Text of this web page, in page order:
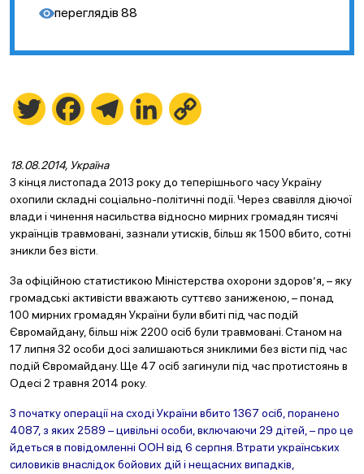
переглядів 88
Twitter FacebookTelegramLinkedIn
18.08.2014, Україна
З кінця листопада 2013 року до теперішнього часу Україну
охопили складні соціально-політичні події. Через свавілля діючої
влади і чинення насильства відносно мирних громадян тисячі
українців травмовані, зазнали утисків, більш як 1500 вбито, сотні
зникли без вісти.
За офіційною статистикою Міністерства охорони здоров’я, – яку
громадські активісти вважають суттєво заниженою, – понад
100 мирних громадян України були вбиті під час подій
Євромайдану, більш ніж 2200 осіб були травмовані. Станом на
17 липня 32 особи досі залишаються зниклими без вісти під час
подій Євромайдану. Ще 47 осіб загинули під час протистоянь в
Одесі 2 травня 2014 року.
З початку операції на сході України вбито 1367 осіб, поранено
4087, з яких 2589 – цивільні особи, включаючи 29 дітей, – про це
йдеться в повідомленні ООН від 6 серпня. Втрати українських
силовиків внаслідок бойових дій і нещасних випадків,